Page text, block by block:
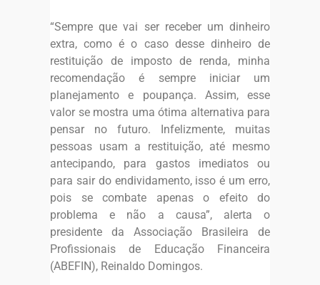
“Sempre que vai ser receber um dinheiro
extra, como é o caso desse dinheiro de
restituição de imposto de renda, minha
recomendação é sempre iniciar um
planejamento e poupança. Assim, esse
valor se mostra uma ótima alternativa para
pensar no futuro. Infelizmente, muitas
pessoas usam a restituição, até mesmo
antecipando, para gastos imediatos ou
para sair do endividamento, isso é um erro,
pois se combate apenas o efeito do
problema e não a causa”, alerta o
presidente da Associação Brasileira de
Profissionais de Educação Financeira
(ABEFIN), Reinaldo Domingos.